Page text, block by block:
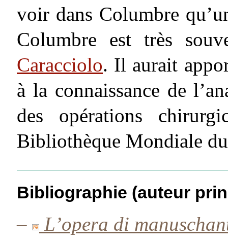
voir dans Columbre
Columbre est très
Caracciolo. Il aurait
à la connaissance de
des opérations
Bibliothèque Mondiale
Bibliographie (auteur
–
L’opera di